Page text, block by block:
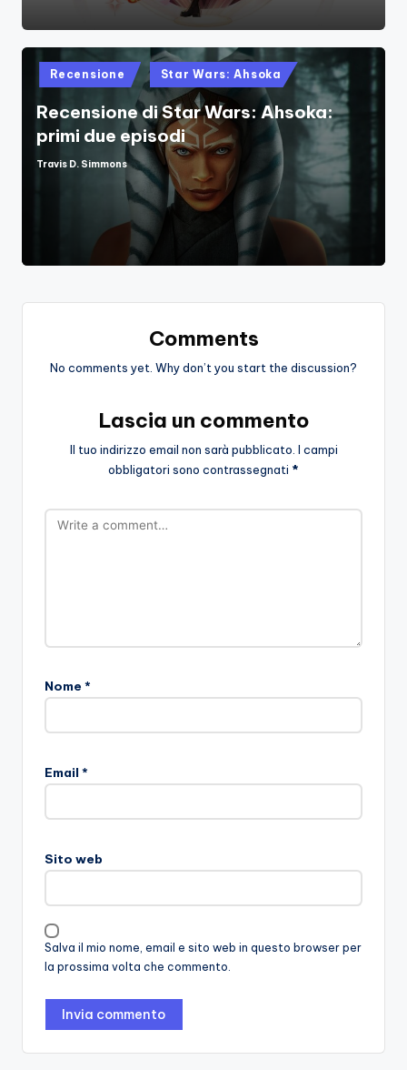
Posted
in
Recensione Star Wars: Ahsoka
Recensione di Star Wars: Ahsoka:
primi due episodi
Posted
Travis D. Simmons
Comments
No comments yet. Why don’t you start the discussion?
Lascia un commento
Il tuo indirizzo email non sarà pubblicato. I campi
obbligatori sono contrassegnati *
Nome *
Email *
Sito web
Salva il mio nome, email e sito web in questo browser per
la prossima volta che commento.